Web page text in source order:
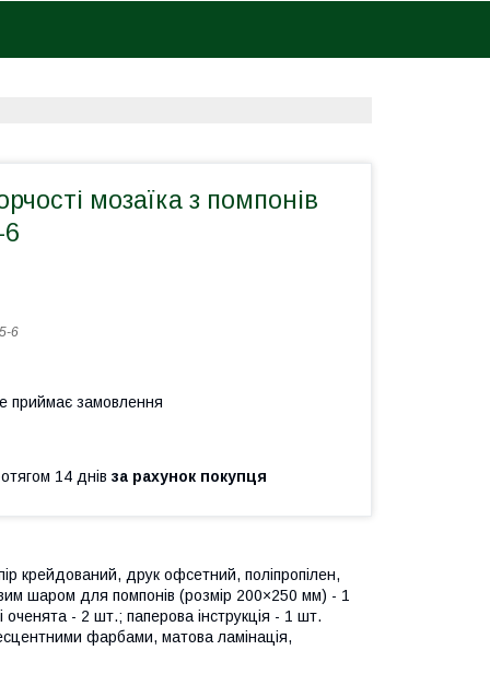
мозаїка з помпонів
6
приймає замовлення
14 днів за рахунок покупця
крейдований, друк офсетний, поліпропілен,
шаром для помпонів (розмір 200×250 мм) - 1
- 2 шт.; паперова інструкція - 1 шт.
фарбами, матова ламінація,